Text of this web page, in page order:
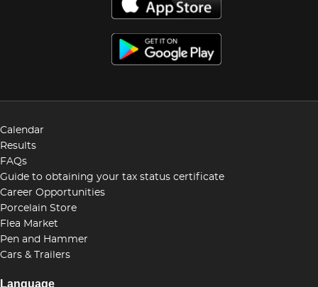
Calendar
Results
FAQs
Guide to obtaining your tax status certificate
Career Opportunities
Porcelain Store
Flea Market
Pen and Hammer
Cars & Trailers
Language